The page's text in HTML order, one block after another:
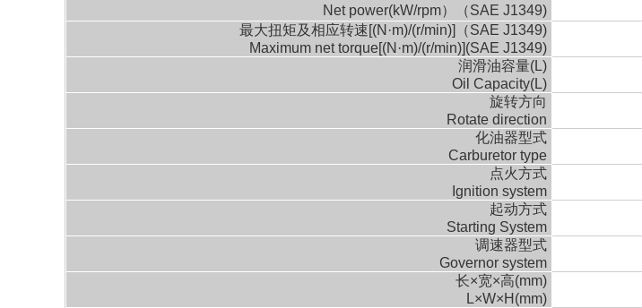
Net power(kW/rpm）（SAE J1349)
最大扭矩及相应转速[(N·m)/(r/min)]（SAE J1349)
Maximum net torque[(N·m)/(r/min)](SAE J1349)
润滑油容量(L)
Oil Capacity(L)
旋转方向
Rotate direction
化油器型式
Carburetor type
点火方式
Ignition system
起动方式
Starting System
调速器型式
Governor system
长×宽×高(mm)
L×W×H(mm)